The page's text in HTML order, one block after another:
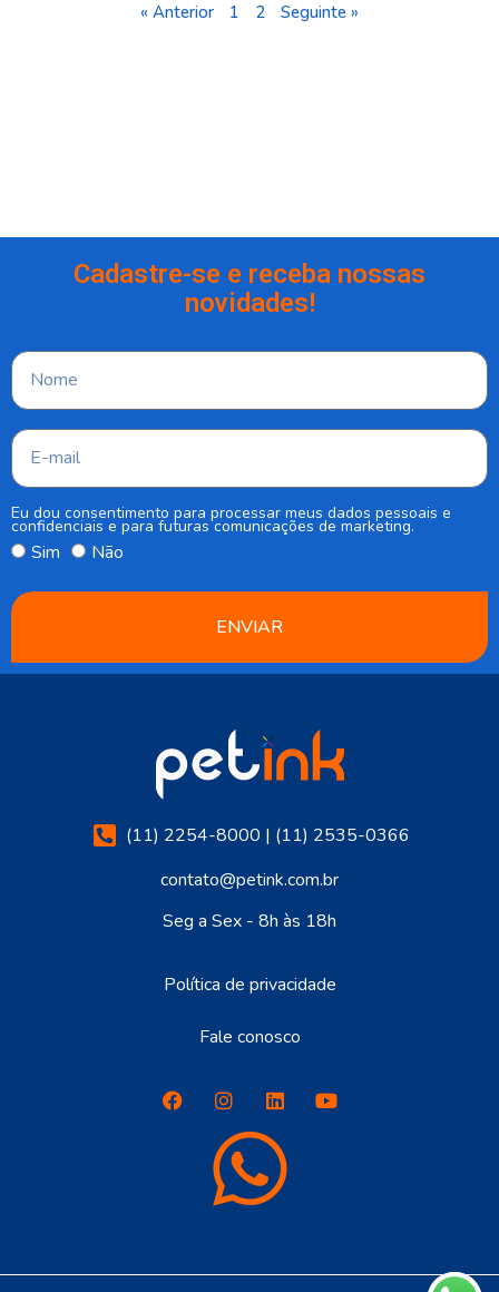
« Anterior 1 2 Seguinte »
Cadastre-se e receba nossas
novidades!
Eu dou consentimento para processar meus dados pessoais e
confidenciais e para futuras comunicações de marketing.
Sim Não
ENVIAR
(11) 2254-8000 | (11) 2535-0366
contato@petink.com.br
Seg a Sex - 8h às 18h
Política de privacidade
Fale conosco